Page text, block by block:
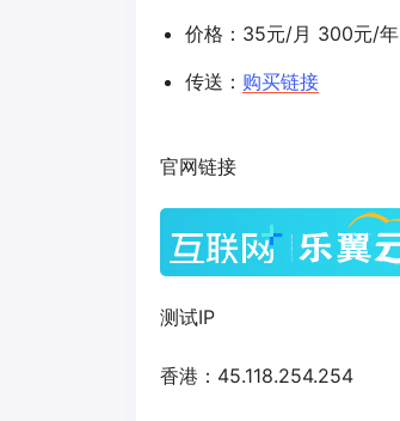
价格：35元/月 300元/年
传送： 购买链接
官网链接
测试IP
香港：45.118.254.254